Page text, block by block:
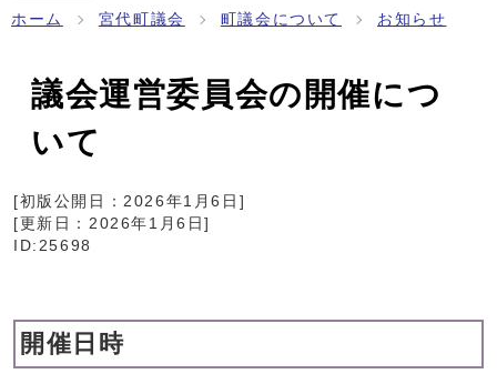
ホーム 宮代町議会 町議会について お知らせ
議会運営委員会の開催につ
いて
[初版公開日：2026年1月6日 ]
[更新日： 2026年1月6日]
ID:25698
開催日時